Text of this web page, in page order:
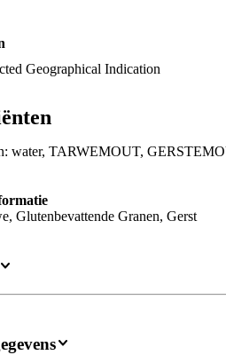
Geographical Indication
water, TARWEMOUT,
Glutenbevattende Granen, Gerst